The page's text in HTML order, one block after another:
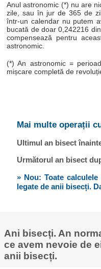
Anul astronomic (*) nu are
zile, sau în jur de 365 de
într-un calendar nu putem
bucată de doar 0,242216
compensează pentru
astronomic.
(*) An astronomic =
mișcare completă de
Mai multe operații
Ultimul an bisect
Următorul an bisect
» Nou: Toate
legate de anii bisecți.
Ani bisecți. An
ce avem nevoie de
anii bisecți.